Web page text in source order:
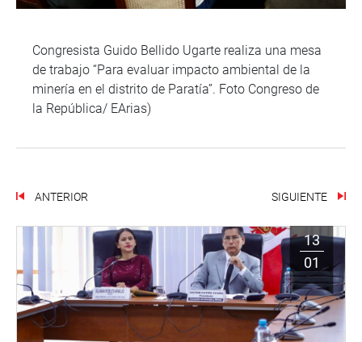
Congresista Guido Bellido Ugarte realiza una mesa
de trabajo “Para evaluar impacto ambiental de la
minería en el distrito de Paratía”. Foto Congreso de
la República/ EArias)
ANTERIOR SIGUIENTE
13
01